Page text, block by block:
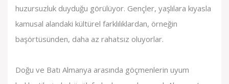
huzursuzluk duyduğu görülüyor. Gençler, yaşlılara kıyasla
kamusal alandaki kültürel farklılıklardan, örneğin
başörtüsünden, daha az rahatsız oluyorlar.
Doğu ve Batı Almanya arasında göçmenlerin uyum